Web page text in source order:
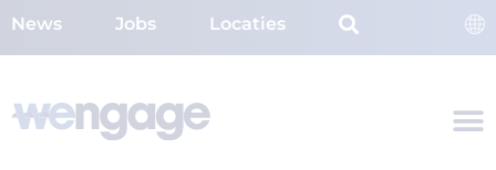
News Jobs Locaties